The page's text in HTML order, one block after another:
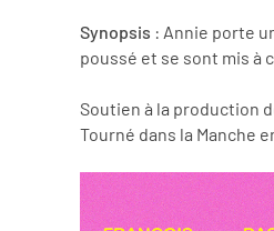
Synopsis : Annie porte
poussé et se sont mis à
Soutien à la production
Tourné dans la Manche